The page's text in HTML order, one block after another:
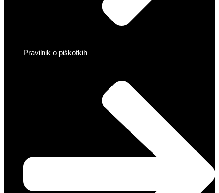
Pravilnik o piškotkih